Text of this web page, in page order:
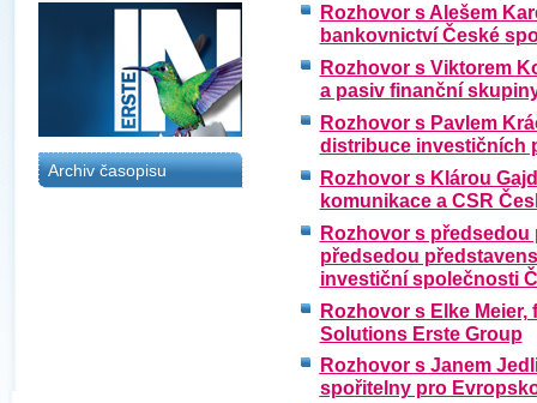
Rozhovor s Alešem
bankovnictví České
Rozhovor s Viktorem
a pasiv finanční
Rozhovor s Pavlem
distribuce investičních
Rozhovor s Klárou
komunikace a CSR
Rozhovor s předsedou
předsedou
investiční společnosti
Rozhovor s Elke
Solutions Erste Group
Rozhovor s Janem
spořitelny pro
Archiv časopisu